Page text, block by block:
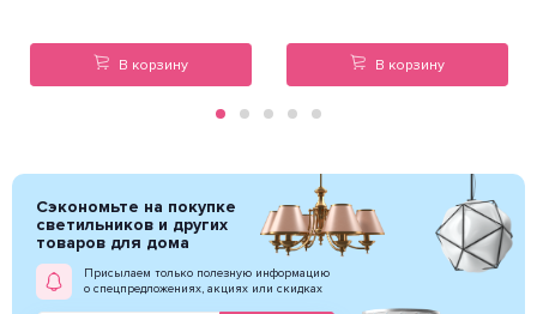
В корзину В корзину
Сэкономьте на покупке
светильников и других
товаров для дома
Присылаем только полезную информацию
о спецпредложениях, акциях или скидках